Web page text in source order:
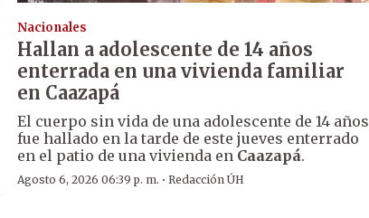
Nacionales
Hallan a adolescente de 14 años
enterrada en una vivienda familiar
en Caazapá
El cuerpo sin vida de una adolescente de 14 años
fue hallado en la tarde de este jueves enterrado
en el patio de una vivienda en Caazapá.
Agosto 6, 2026 06:39 p. m. ·Redacción ÚH